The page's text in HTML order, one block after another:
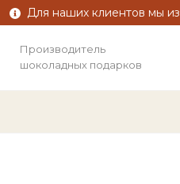
Для наших клиентов мы
Производитель
шоколадных подарков